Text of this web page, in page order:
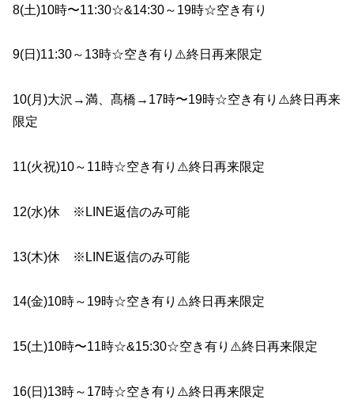
8(土)10時〜11:30☆&14:30～ 19時☆空き有り
9(日)11:30～ 13時☆空き有り ⚠️終日再来限定
10(月)大沢→満、髙橋→17時〜19時☆空き有り⚠️終日再来
限定
11(火祝)10～ 11時☆空き有り ⚠️終日再来限定
12(水)休 ※LINE返信のみ可能
13(木)休 ※LINE返信のみ可能
14(金)10時～ 19時☆空き有り ⚠️終日再来限定
15(土)10時〜11時☆&15:30☆空き有り⚠️終日再来限定
16(日)13時～ 17時☆空き有り ⚠️終日再来限定